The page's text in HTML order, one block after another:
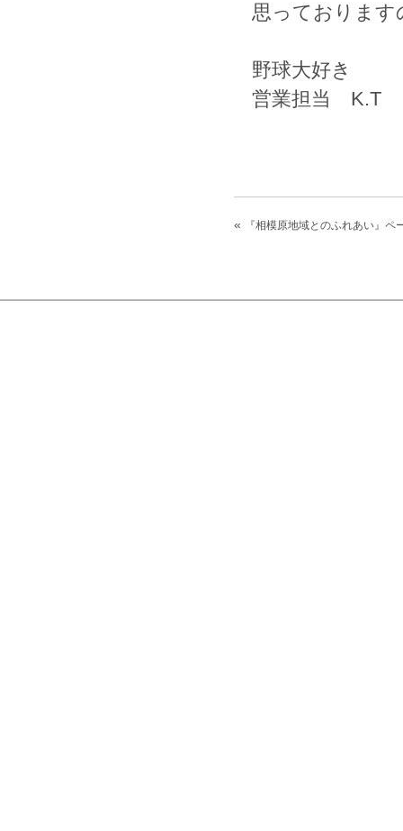
思っております
野球大好き
営業担当 K.T
« 『相模原地域とのふれあい』ペ